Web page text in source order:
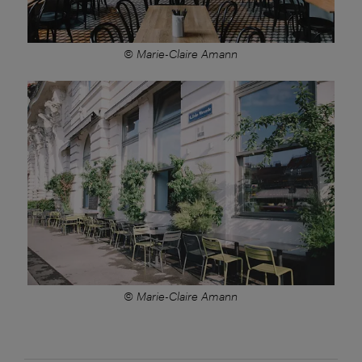
© Marie-Claire Amann
© Marie-Claire Amann